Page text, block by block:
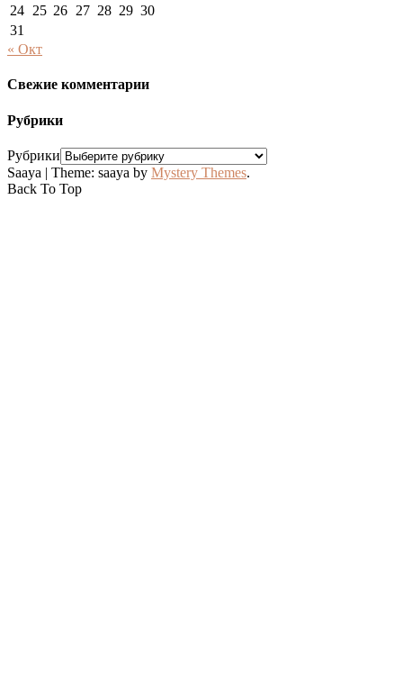
24 25 26 27 28 29 30
31
« Окт
Свежие комментарии
Рубрики
Рубрики
Saaya | Theme: saaya by Mystery Themes.
Back To Top